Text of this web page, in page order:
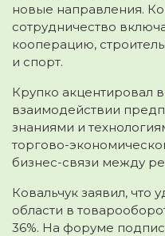
новые направления.
сотрудничество
кооперацию,
и спорт.
Крупко акцентировал
взаимодействии
знаниями и
торгово-
бизнес-связи между
Ковальчук заявил, что
области в
36%. На форуме